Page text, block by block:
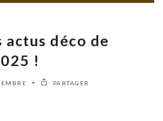
actus déco de
!
PARTAGER